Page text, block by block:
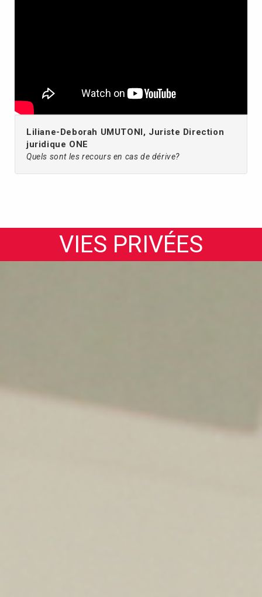
Liliane-Deborah UMUTONI, Juriste Direction
juridique ONE
Quels sont les recours en cas de dérive?
VIES PRIVÉES